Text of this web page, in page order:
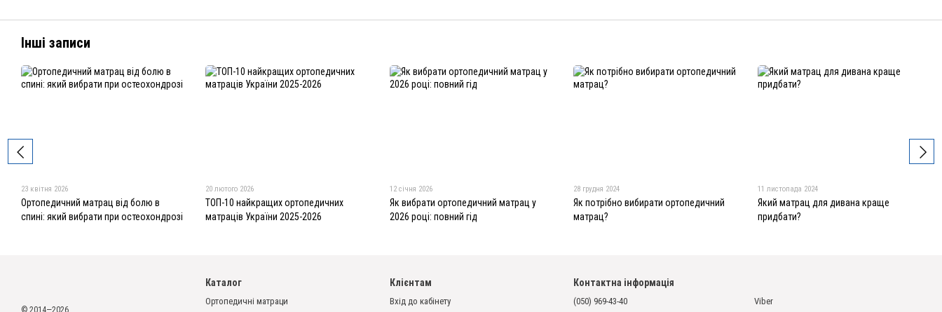
Інші записи
23 квітня 2026
Ортопедичний матрац від болю в
спині: який вибрати при остеохондрозі
20 лютого 2026
ТОП-10 найкращих ортопедичних
матраців України 2025-2026
12 січня 2026
Як вибрати ортопедичний матрац у
2026 році: повний гід
28 грудня 2024
Як потрібно вибирати ортопедичний
матрац?
11 листопада 2024
Який матрац для дивана краще
придбати?
© 2014—2026
Каталог
Ортопедичні матраци
Клієнтам
Вхід до кабінету
Контактна інформація
(050) 969-43-40 Viber